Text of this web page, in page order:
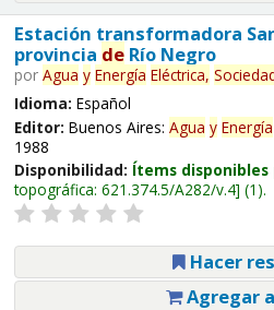
Estación transformadora
provincia deRío Negro
por Agua y Energía Eléctrica,
Idioma: Español
Editor: Buenos Aires: Agua y Energía
1988
Disponibilidad: Ítems
topográfica: 621.374.5/A282/v.4 (1).
Hacer
Agregar